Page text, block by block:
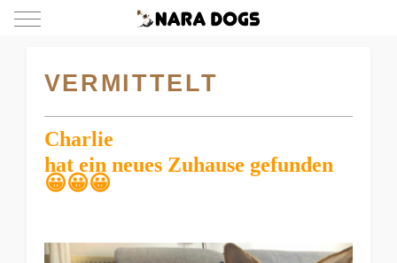
Mobile Menu Toggle
VERMITTELT
Charlie
hat ein neues Zuhause gefunden
😀😀😀